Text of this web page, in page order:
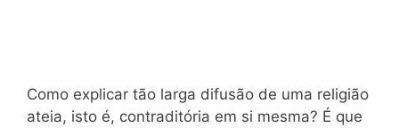
Como explicar tão larga difusão de uma religião
ateia, isto é, contraditória em si mesma? É que